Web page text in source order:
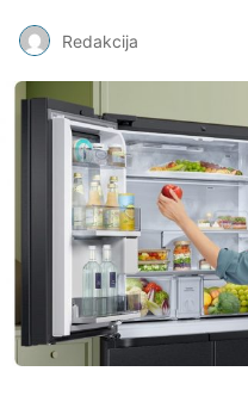
Redakcija